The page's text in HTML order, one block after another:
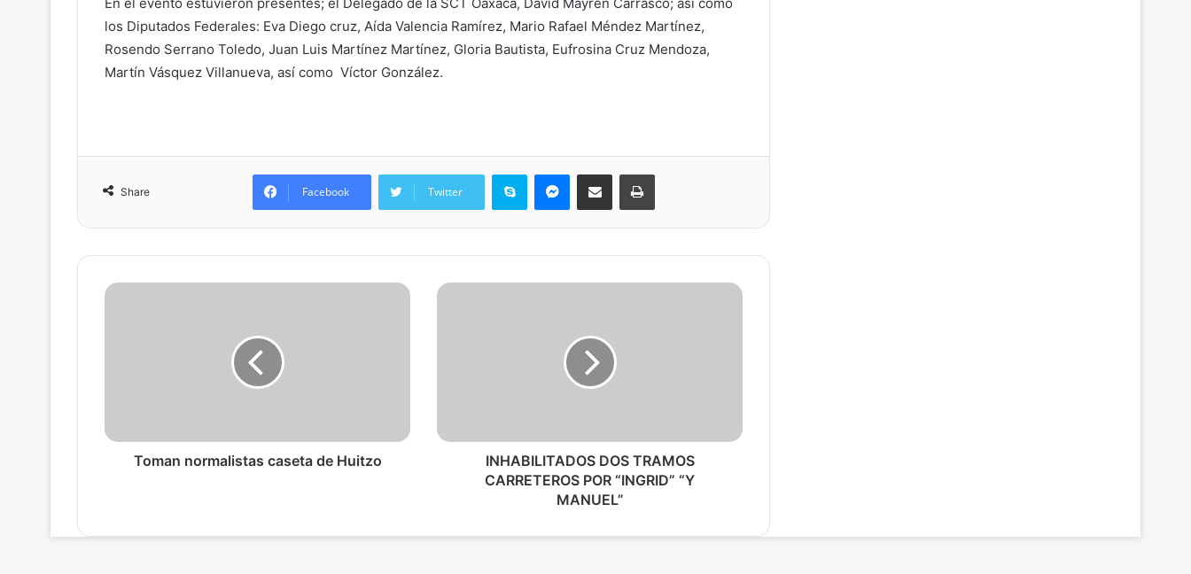
los Diputados Federales: Eva Diego cruz, Aída Valencia Ramírez, Mario Rafael Méndez Martínez,
Rosendo Serrano Toledo, Juan Luis Martínez Martínez, Gloria Bautista, Eufrosina Cruz Mendoza,
Martín Vásquez Villanueva, así como Víctor González.
Share Facebook Twitter
Skype Messenger
Share via Email Print
Toman normalistas caseta de Huitzo
INHABILITADOS DOS TRAMOS
CARRETEROS POR “INGRID” “Y
MANUEL”